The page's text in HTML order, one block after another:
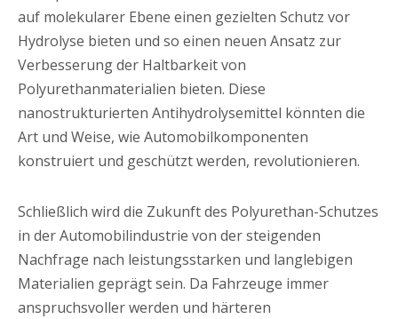
auf molekularer Ebene einen gezielten Schutz vor
Hydrolyse bieten und so einen neuen Ansatz zur
Verbesserung der Haltbarkeit von
Polyurethanmaterialien bieten. Diese
nanostrukturierten Antihydrolysemittel könnten die
Art und Weise, wie Automobilkomponenten
konstruiert und geschützt werden, revolutionieren.
Schließlich wird die Zukunft des Polyurethan-Schutzes
in der Automobilindustrie von der steigenden
Nachfrage nach leistungsstarken und langlebigen
Materialien geprägt sein. Da Fahrzeuge immer
anspruchsvoller werden und härteren